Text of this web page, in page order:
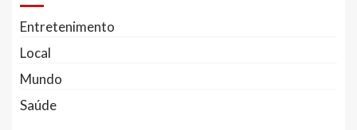
Entretenimento
Local
Mundo
Saúde